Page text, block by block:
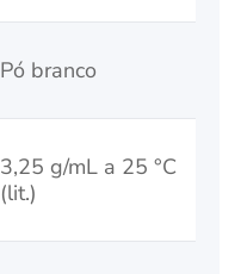
Pó branco
3,25 g/mL a 25 °C
(lit.)